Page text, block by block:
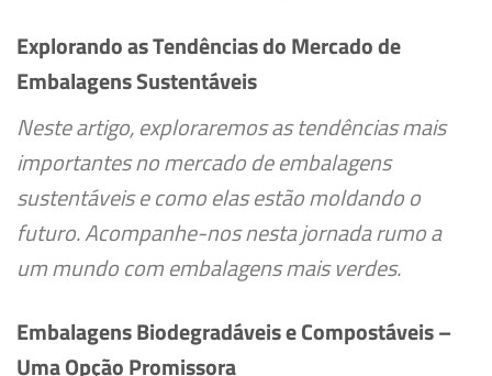
Explorando as Tendências do Mercado de
Embalagens Sustentáveis
Neste artigo, exploraremos as tendências mais
importantes no mercado de embalagens
sustentáveis e como elas estão moldando o
futuro. Acompanhe-nos nesta jornada rumo a
um mundo com embalagens mais verdes.
Embalagens Biodegradáveis e Compostáveis –
Uma Opção Promissora